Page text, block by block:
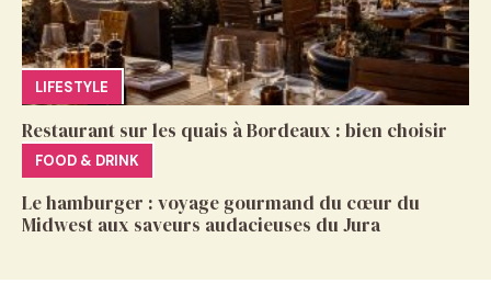
LIFESTYLE
Restaurant sur les quais à Bordeaux : bien choisir
FOOD & DRINK
Le hamburger : voyage gourmand du cœur du
Midwest aux saveurs audacieuses du Jura